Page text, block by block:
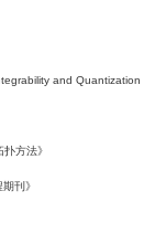
and Quantization
方法》
刊》